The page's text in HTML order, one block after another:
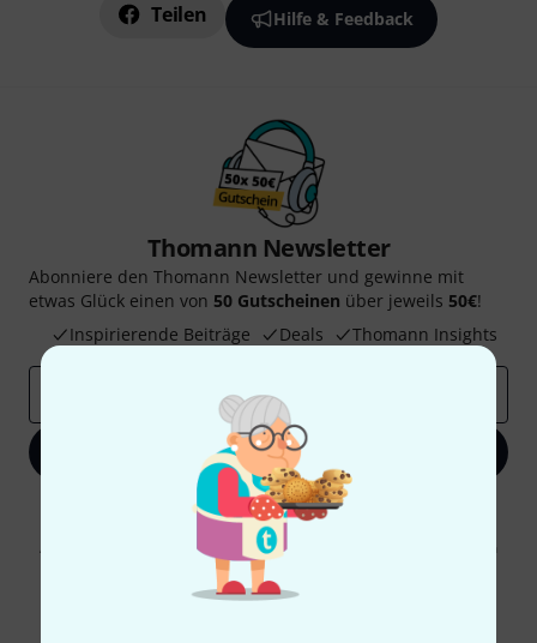
Teilen Hilfe & Feedback
Thomann Newsletter
Abonniere den Thomann Newsletter und gewinne mit
etwas Glück einen von 50 Gutscheinen über jeweils 50€!
Inspirierende Beiträge
Deals Thomann Insights
Jetzt anmelden
Mit Klick auf „Jetzt anmelden“ stimmen Sie dem Erhalt von E-Mail-
Werbung und einer Messung des E-Mail-Nutzungsverhaltens zu. Die
Abmeldung ist jederzeit möglich. Weitere Informationen finden Sie in
unserenDatenschutzhinweisen
* Pflichtfeld